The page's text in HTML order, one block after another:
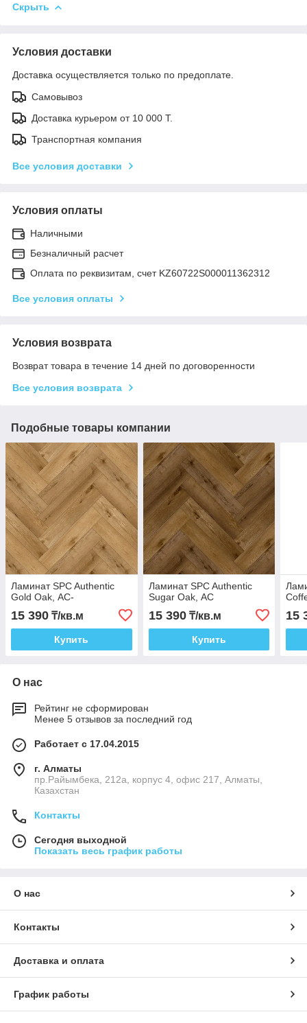
Скрыть
Условия доставки
Доставка осуществляется только по предоплате.
Самовывоз
Доставка курьером от 10 000 Т.
Транспортная компания
Все условия доставки
Условия оплаты
Наличными
Безналичный расчет
Оплата по реквизитам, счет KZ60722S000011362312
Все условия оплаты
Условия возврата
Возврат товара в течение 14 дней по договоренности
Все условия возврата
Подобные товары компании
Ламинат SPC Authentic
Gold Oak, АС-
15 390 ₸/кв.м
Купить
Ламинат SPC Authentic
Sugar Oak, АС
15 390₸/кв.м
Купить
15
О нас
Рейтинг не сформирован
Менее 5 отзывов за последний год
Работает с 17.04.2015
г. Алматы
пр.Райымбека, 212а, корпус 4, офис 217, Алматы,
Казахстан
Контакты
Сегодня выходной
Показать весь график работы
О нас
Контакты
Доставка и оплата
График работы